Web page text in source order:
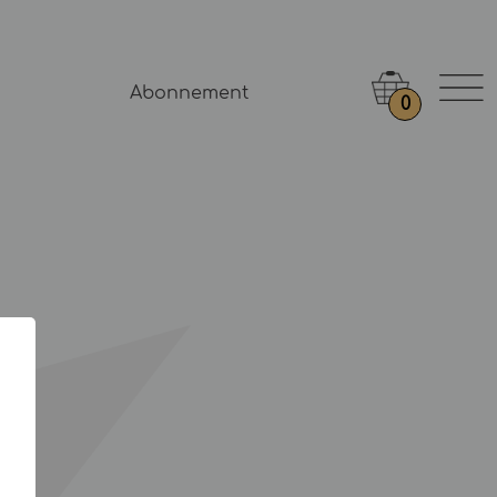
Abonnement
0